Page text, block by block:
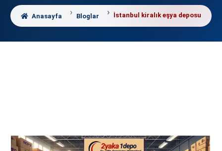
Anasayfa Bloglar İstanbul kiralık eşya deposu